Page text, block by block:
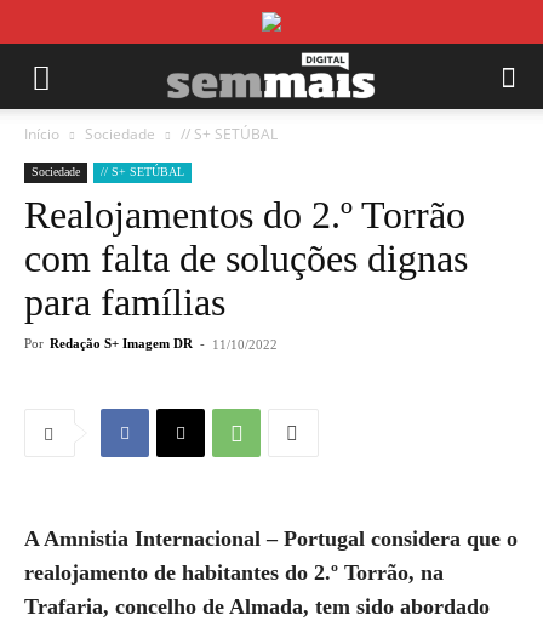
Início Sociedade // S+ SETÚBAL
Sociedade // S+ SETÚBAL
Realojamentos do 2.º Torrão
com falta de soluções dignas
para famílias
Por Redação S+ Imagem DR - 11/10/2022
A Amnistia Internacional – Portugal considera que o
realojamento de habitantes do 2.º Torrão, na
Trafaria, concelho de Almada, tem sido abordado